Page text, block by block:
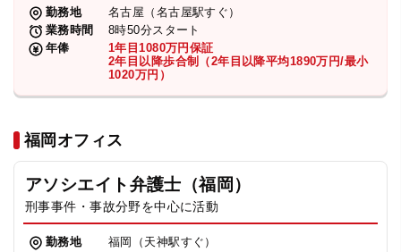
勤務地
名古屋（名古屋駅すぐ）
業務時間
8時50分スタート
年俸
1年目1080万円保証
2年目以降歩合制（2年目以降平均1890万円/最小
1020万円）
福岡オフィス
アソシエイト弁護士（福岡）
刑事事件・事故分野を中心に活動
勤務地
福岡（天神駅すぐ）